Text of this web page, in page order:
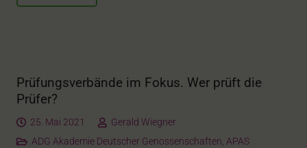
Prüfungsverbände im Fokus. Wer prüft die
Prüfer?
25. Mai 2021
Gerald Wiegner
ADG Akademie Deutscher Genossenschaften, APAS